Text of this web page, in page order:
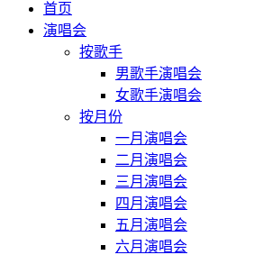
首页
演唱会
按歌手
男歌手演唱会
女歌手演唱会
按月份
一月演唱会
二月演唱会
三月演唱会
四月演唱会
五月演唱会
六月演唱会